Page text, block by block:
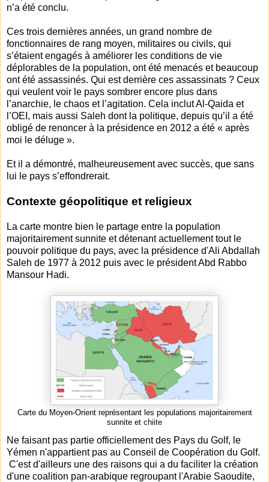
n’a été conclu.
Ces trois dernières années, un grand nombre de
fonctionnaires de rang moyen, militaires ou civils, qui
s’étaient engagés à améliorer les conditions de vie
déplorables de la population, ont été menacés et beaucoup
ont été assassinés. Qui est derrière ces assassinats ? Ceux
qui veulent voir le pays sombrer encore plus dans
l’anarchie, le chaos et l’agitation. Cela inclut Al-Qaida et
l’OEI, mais aussi Saleh dont la politique, depuis qu’il a été
obligé de renoncer à la présidence en 2012 a été « après
moi le déluge ».
Et il a démontré, malheureusement avec succès, que sans
lui le pays s’effondrerait.
Contexte géopolitique et religieux
La carte montre bien le partage entre la population
majoritairement sunnite et détenant actuellement tout le
pouvoir politique du pays, avec la présidence d'Ali Abdallah
Saleh de 1977 à 2012 puis avec le président Abd Rabbo
Mansour Hadi.
Carte du Moyen-Orient représentant les populations majoritairement
sunnite et chiite
Ne faisant pas partie officiellement des Pays du Golf, le
Yémen n'appartient pas au Conseil de Coopération du Golf.
C'est d'ailleurs une des raisons qui a du faciliter la création
d'une coalition pan-arabique regroupant l'Arabie Saoudite,